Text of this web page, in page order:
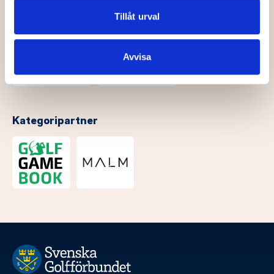
Dessa kan i sin tur kombinera informationen med annan
information som du har tillhandahållit eller som de har
Tillåt urval
Avvisa
Kategoripartner